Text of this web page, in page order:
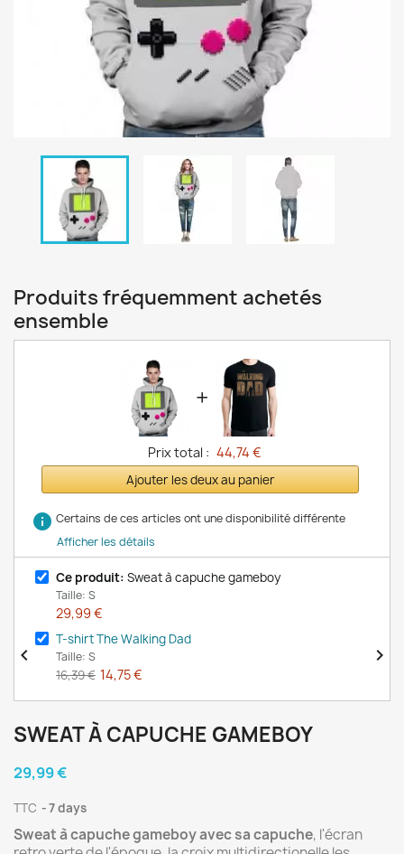
Produits fréquemment achetés
ensemble
+
Prix total : 44,74 €
Ajouter les deux au panier
info Certains de ces articles ont une disponibilité différente
Afficher les détails
Ce produit: Sweat à capuche gameboy
Taille: S
29,99 €
T-shirt The Walking Dad
Taille: S
16,39 € 14,75 €
 
SWEAT À CAPUCHE GAMEBOY
29,99 €
TTC 7 days
Sweat à capuche gameboy avec sa capuche, l'écran